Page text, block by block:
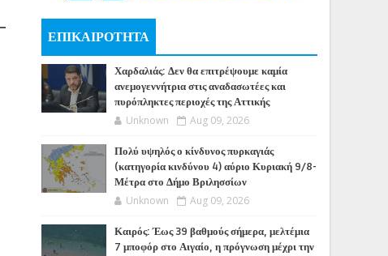
ΕΠΙΚΑΙΡΟΤΗΤΑ
Χαρδαλιάς: Δεν θα επιτρέψουμε καμία
ανεμογεννήτρια στις αναδασωτέες και
πυρόπληκτες περιοχές της Αττικής
Unknown Aug 09, 2026
Πολύ υψηλός ο κίνδυνος πυρκαγιάς
(κατηγορία κινδύνου 4) αύριο Κυριακή 9/8-
Μέτρα στο Δήμο Βριλησσίων
Unknown Aug 09, 2026
Καιρός: Έως 39 βαθμούς σήμερα, μελτέμια
7 μποφόρ στο Αιγαίο, η πρόγνωση μέχρι την